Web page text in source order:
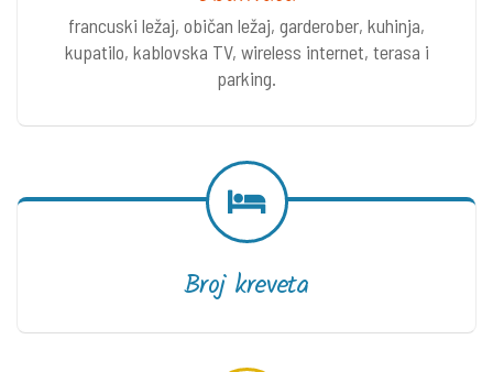
francuski ležaj, običan ležaj, garderober, kuhinja,
kupatilo, kablovska TV, wireless internet, terasa i
parking.
Broj kreveta